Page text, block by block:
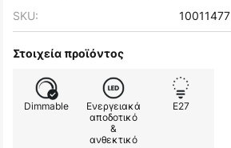
SKU: 10011477
Στοιχεία προϊόντος
Dimmable
Ενεργειακά
αποδοτικό
&
ανθεκτικό
E27